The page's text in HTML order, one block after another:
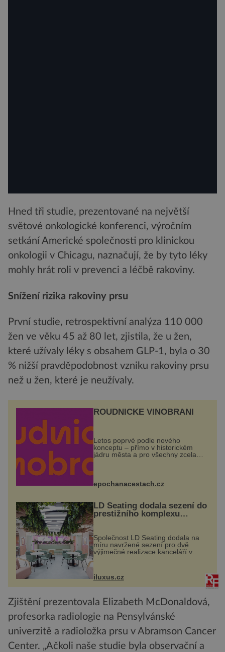
Hned tři studie, prezentované na největší
světové onkologické konferenci, výročním
setkání Americké společnosti pro klinickou
onkologii v Chicagu, naznačují, že by tyto léky
mohly hrát roli v prevenci a léčbě rakoviny.
Snížení rizika rakoviny prsu
První studie, retrospektivní analýza 110 000
žen ve věku 45 až 80 let, zjistila, že u žen,
které užívaly léky s obsahem GLP-1, byla o 30
% nižší pravděpodobnost vzniku rakoviny prsu
než u žen, které je neužívaly.
ROUDNICKÉ VINOBRANÍ
Letos poprvé podle nového
konceptu – přímo v historickém
jádru města a pro všechny zcela
zdarma. Hlavní program se
náměstí. Návštěvníci se mohou těšit
na víno, burčák, pes...
epochanacestach.cz
LD Seating dodala sezení do
prestižního komplexu
MediaCityUK v Salfordu
Společnost LD Seating dodala na
míru navržené sezení pro dvě
výjimečné realizace kanceláří v
areálu MediaCityUK v anglickém
Tower a Orange Tower. Komplex
budov Media...
iluxus.cz
Zjištění prezentovala Elizabeth McDonaldová,
profesorka radiologie na Pensylvánské
univerzitě a radioložka prsu v Abramson Cancer
Center. „Ačkoli naše studie byla observační a